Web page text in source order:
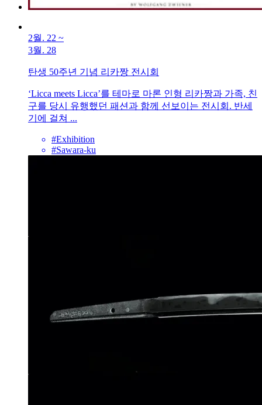
2월. 22 ~
3월. 28
탄생 50주년 기념 리카짱 전시회
‘Licca meets Licca’를 테마로 마론 인형 리카짱과 가족, 친
구를 당시 유행했던 패션과 함께 선보이는 전시회. 반세
기에 걸쳐 ...
#Exhibition
#Sawara-ku